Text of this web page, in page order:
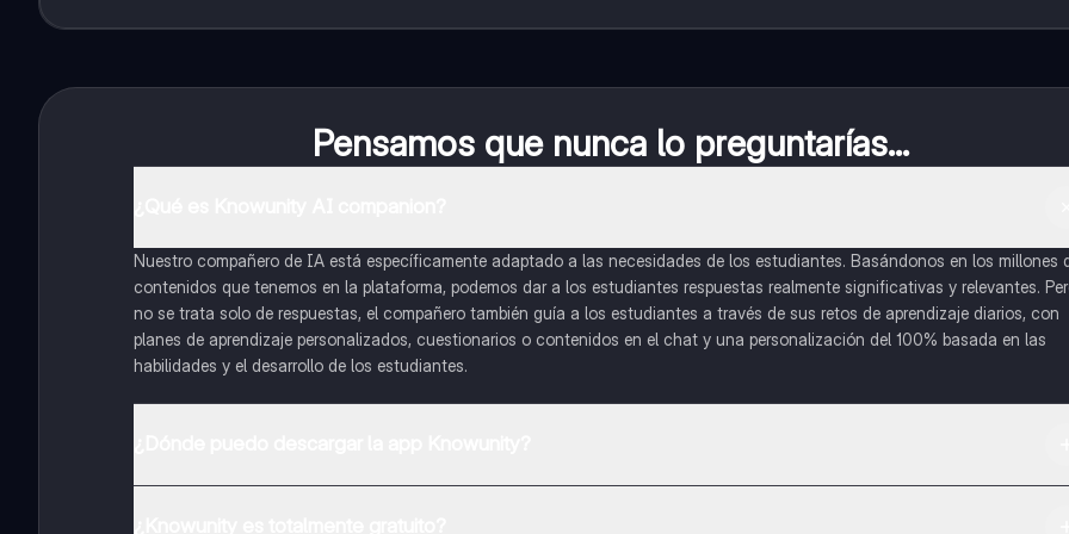
Pensamos que nunca lo preguntarías...
Nuestro compañero de IA está específicamente adaptado a las necesidades de los estudiantes. Basándonos en los millones
contenidos que tenemos en la plataforma, podemos dar a los estudiantes respuestas realmente significativas y relevantes.
no se trata solo de respuestas, el compañero también guía a los estudiantes a través de sus retos de aprendizaje diarios, con
planes de aprendizaje personalizados, cuestionarios o contenidos en el chat y una personalización del 100% basada en las
habilidades y el desarrollo de los estudiantes.